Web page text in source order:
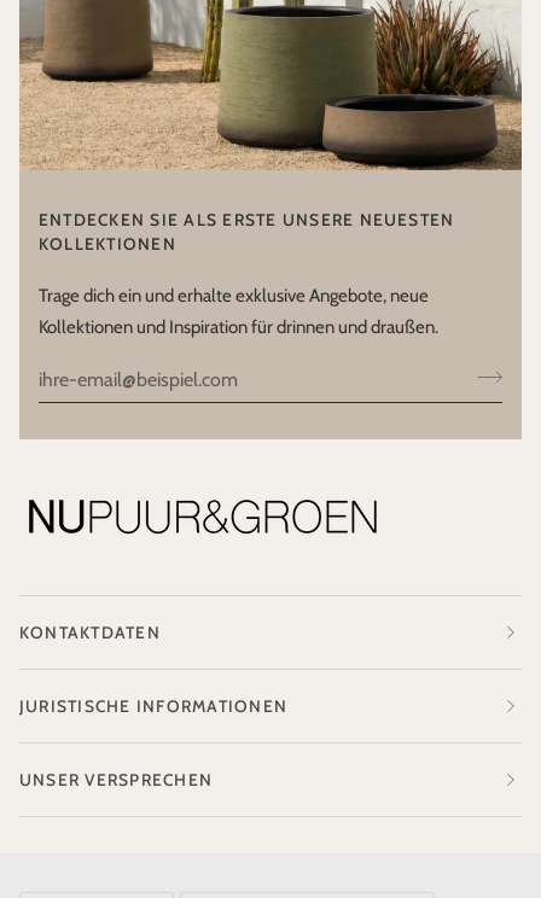
ENTDECKEN SIE ALS ERSTE UNSERE NEUESTEN
KOLLEKTIONEN
Trage dich ein und erhalte exklusive Angebote, neue
Kollektionen und Inspiration für drinnen und draußen.
KONTAKTDATEN
JURISTISCHE INFORMATIONEN
UNSER VERSPRECHEN